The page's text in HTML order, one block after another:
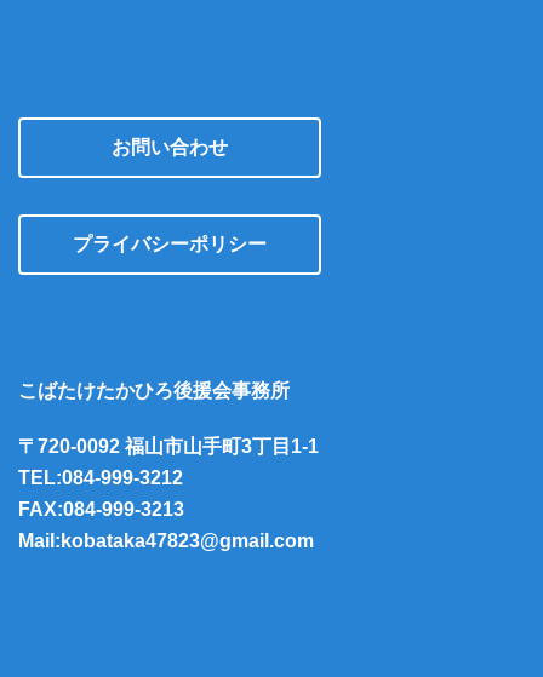
お問い合わせ
プライバシーポリシー
こばたけたかひろ後援会事務所
〒720-0092 福山市山手町3丁目1-1
TEL:084-999-3212
FAX:084-999-3213
Mail:kobataka47823@gmail.com